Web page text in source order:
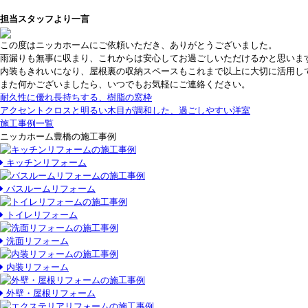
担当スタッフより一言
この度はニッカホームにご依頼いただき、ありがとうございました。
雨漏りも無事に収まり、これからは安心してお過ごしいただけるかと思いま
内装もきれいになり、屋根裏の収納スペースもこれまで以上に大切に活用し
また何かございましたら、いつでもお気軽にご連絡ください。
耐久性に優れ長持ちする、樹脂の窓枠
アクセントクロスと明るい木目が調和した、過ごしやすい洋室
施工事例一覧
ニッカホーム豊橋の施工事例
キッチンリフォーム
バスルームリフォーム
トイレリフォーム
洗面リフォーム
内装リフォーム
外壁・屋根リフォーム